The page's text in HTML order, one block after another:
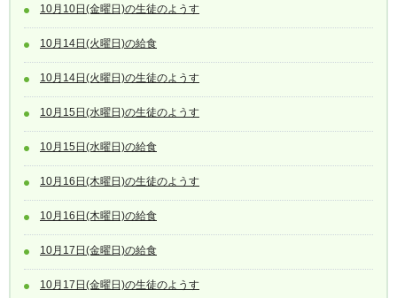
10月10日(金曜日)の生徒のようす
10月14日(火曜日)の給食
10月14日(火曜日)の生徒のようす
10月15日(水曜日)の生徒のようす
10月15日(水曜日)の給食
10月16日(木曜日)の生徒のようす
10月16日(木曜日)の給食
10月17日(金曜日)の給食
10月17日(金曜日)の生徒のようす